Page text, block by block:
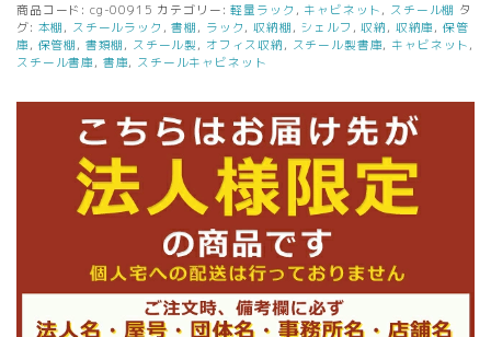
商品コード: cg-00915 カテゴリー:軽量ラック , キャビネット , スチール棚 タ
グ: 本棚 , スチールラック ,書棚 , ラック ,収納棚 , シェルフ ,収納 , 収納庫, 保管
庫, 保管棚 , 書類棚 , スチール製 , オフィス収納 , スチール製書庫, キャビネット ,
スチール書庫, 書庫, スチールキャビネット